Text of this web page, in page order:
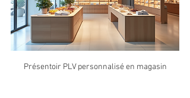
Présentoir PLV personnalisé en magasin